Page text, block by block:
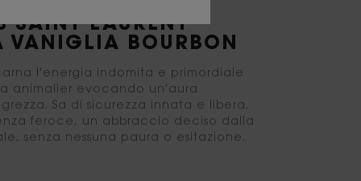
SAINT LAURENT
VANIGLIA BOURBON
l'energia indomita e primordiale
animalier evocando un'aura
Sa di sicurezza innata e libera,
feroce, un abbraccio deciso dalla
senza nessuna paura o esitazione.